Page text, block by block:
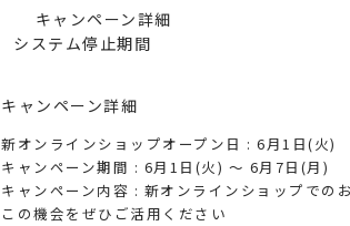
キャンペーン詳細
システム停止期間
キャンペーン詳細
新オンラインショップオープン日 : 6月1日(火)
キャンペーン期間 : 6月1日(火) 〜 6月7日(月)
キャンペーン内容 : 新オンラインショップでの
この機会をぜひご活用ください